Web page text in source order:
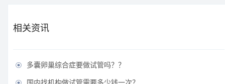
相关资讯
 多囊卵巢综合症要做试管吗？？